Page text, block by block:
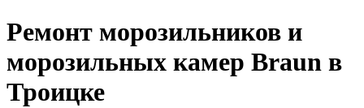
Ремонт морозильников и
морозильных камер Braun в
Троицке